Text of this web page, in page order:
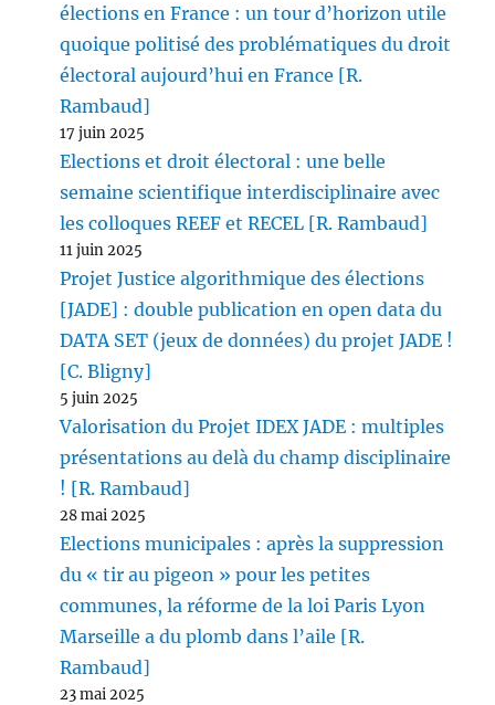
élections en France : un tour d’horizon utile
quoique politisé des problématiques du droit
électoral aujourd’hui en France [R.
Rambaud]
17 juin 2025
Elections et droit électoral : une belle
semaine scientifique interdisciplinaire avec
les colloques REEF et RECEL [R. Rambaud]
11 juin 2025
Projet Justice algorithmique des élections
[JADE] : double publication en open data du
DATA SET (jeux de données) du projet JADE !
[C. Bligny]
5 juin 2025
Valorisation du Projet IDEX JADE : multiples
présentations au delà du champ disciplinaire
! [R. Rambaud]
28 mai 2025
Elections municipales : après la suppression
du « tir au pigeon » pour les petites
communes, la réforme de la loi Paris Lyon
Marseille a du plomb dans l’aile [R.
Rambaud]
23 mai 2025